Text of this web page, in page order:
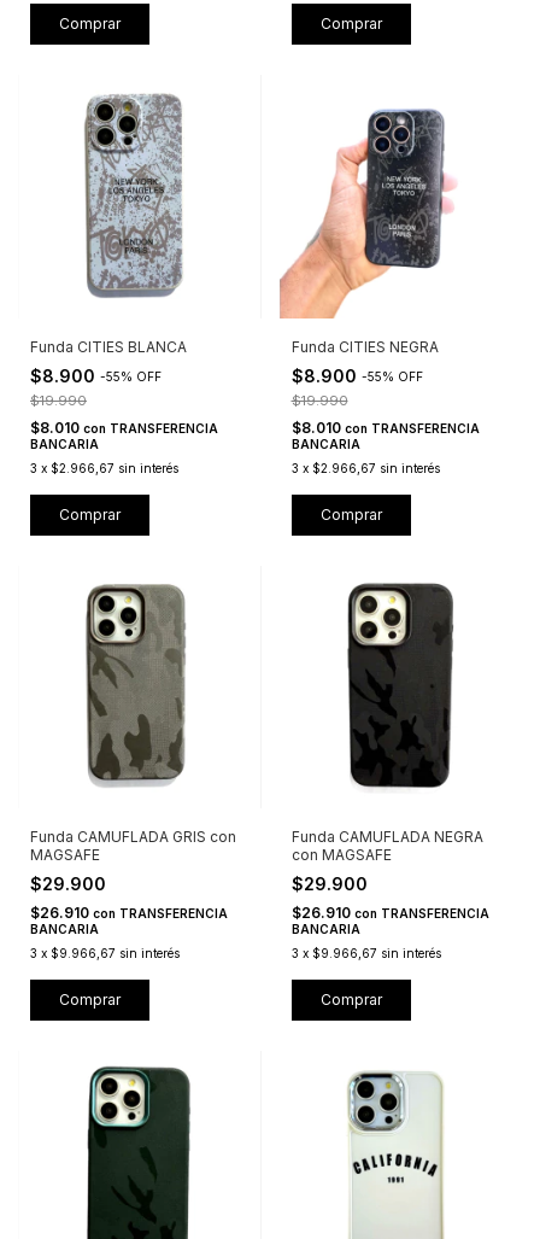
Comprar Comprar
Funda CITIES BLANCA
$8.900 -55% OFF
$19.990
$8.010 con TRANSFERENCIA
BANCARIA
3 x $2.966,67 sin interés
Comprar
Funda CITIES NEGRA
$8.900 -55% OFF
$19.990
$8.010 con TRANSFERENCIA
BANCARIA
3 x $2.966,67 sin interés
Comprar
Funda CAMUFLADA GRIS con
MAGSAFE
$29.900
$26.910 con TRANSFERENCIA
BANCARIA
3 x $9.966,67 sin interés
Comprar
Funda CAMUFLADA NEGRA
con MAGSAFE
$29.900
$26.910 con TRANSFERENCIA
BANCARIA
3 x $9.966,67 sin interés
Comprar